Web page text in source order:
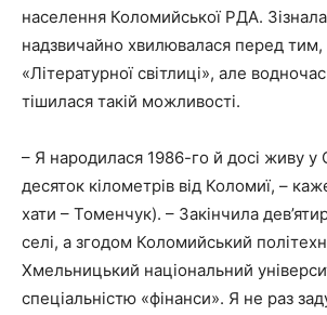
населення Коломийської РДА.
надзвичайно хвилювалася перед тим,
«Літературної світлиці», але
тішилася такій можливості.
– Я народилася 1986-го й досі живу у
десяток кілометрів від Коломиї, –
хати – Томенчук). – Закінчила
селі, а згодом Коломийський
Хмельницький національний
спеціальністю «фінанси». Я не раз